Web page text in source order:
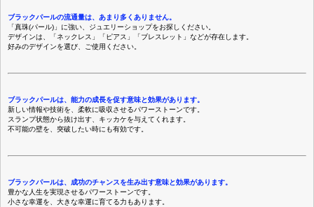
ブラックパールの流通量は、あまり多くありません。
「真珠(パール)」に強い、ジュエリーショップをお探しください。
デザインは、「ネックレス」「ピアス」「ブレスレット」などが存在します。
好みのデザインを選び、ご使用ください。
ブラックパールは、能力の成長を促す意味と効果があります。
新しい情報や技術を、柔軟に吸収させるパワーストーンです。
スランプ状態から抜け出す、キッカケを与えてくれます。
不可能の壁を、突破したい時にも有効です。
ブラックパールは、成功のチャンスを生み出す意味と効果があります。
豊かな人生を実現させるパワーストーンです。
小さな幸運を、大きな幸運に育てる力もあります。